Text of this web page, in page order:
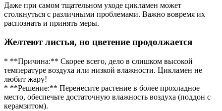
Даже при самом тщательном уходе цикламен может
столкнуться с различными проблемами. Важно вовремя их
распознать и принять меры.
Желтеют листья, но цветение продолжается
* **Причина:** Скорее всего, дело в слишком высокой
температуре воздуха или низкой влажности. Цикламен не
любит жару!
* **Решение:** Перенесите растение в более прохладное
место, обеспечьте достаточную влажность воздуха (поддон с
керамзитом).